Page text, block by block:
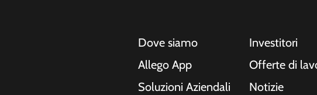
Dove siamo
Allego App
Soluzioni Aziendali
Investitori
Offerte di
Notizie